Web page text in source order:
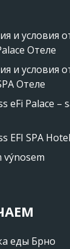
и условия
Отеле
и условия
Отеле
eFi Palace –
EFI SPA Hotel
výnosem
еды Брно